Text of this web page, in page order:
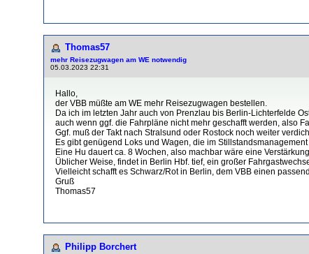
Thomas57
mehr Reisezugwagen am WE notwendig
05.03.2023 22:31
Hallo,
der VBB müßte am WE mehr Reisezugwagen bestellen.
Da ich im letzten Jahr auch von Prenzlau bis Berlin-Lichterfelde
auch wenn ggf. die Fahrpläne nicht mehr geschafft werden, also
Ggf. muß der Takt nach Stralsund oder Rostock noch weiter
Es gibt genügend Loks und Wagen, die im
Eine Hu dauert ca. 8 Wochen, also machbar wäre eine
Üblicher Weise, findet in Berlin Hbf. tief, ein großer
Vielleicht schafft es Schwarz/Rot in Berlin, dem VBB einen
Gruß
Thomas57
Philipp Borchert